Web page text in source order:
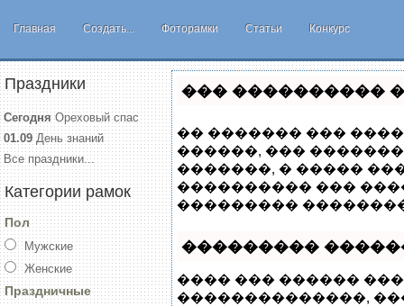
Главная Создать... Фоторамки Статьи Конкурс
Праздники
Сегодня Ореховый спас
01.09День знаний
Все праздники...
Категории рамок
Пол
Мужские
Женские
Праздничные
��� ����������
�� ������� ���
������, ���
�������, � �����
���������� ���
���������
���������
���� ��� ������
��������������,